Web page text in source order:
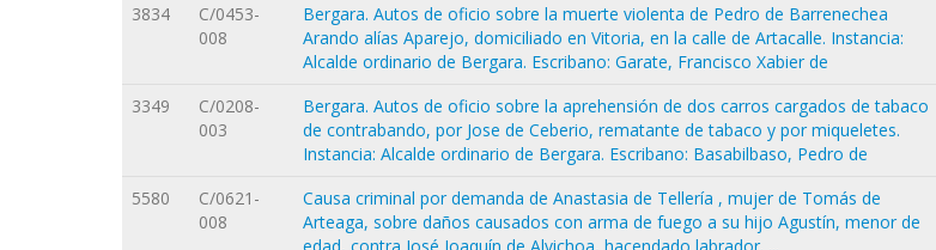
3834
C/0453-
008
Bergara. Autos de oficio sobre la muerte violenta de Pedro de Barrenechea
Arando alías Aparejo, domiciliado en Vitoria, en la calle de Artacalle. Instancia:
Alcalde ordinario de Bergara. Escribano: Garate, Francisco Xabier de
3349
C/0208-
003
Bergara. Autos de oficio sobre la aprehensión de dos carros cargados de tabaco
de contrabando, por Jose de Ceberio, rematante de tabaco y por miqueletes.
Instancia: Alcalde ordinario de Bergara. Escribano: Basabilbaso, Pedro de
5580
C/0621-
008
Causa criminal por demanda de Anastasia de Tellería , mujer de Tomás de
Arteaga, sobre daños causados con arma de fuego a su hijo Agustín, menor de